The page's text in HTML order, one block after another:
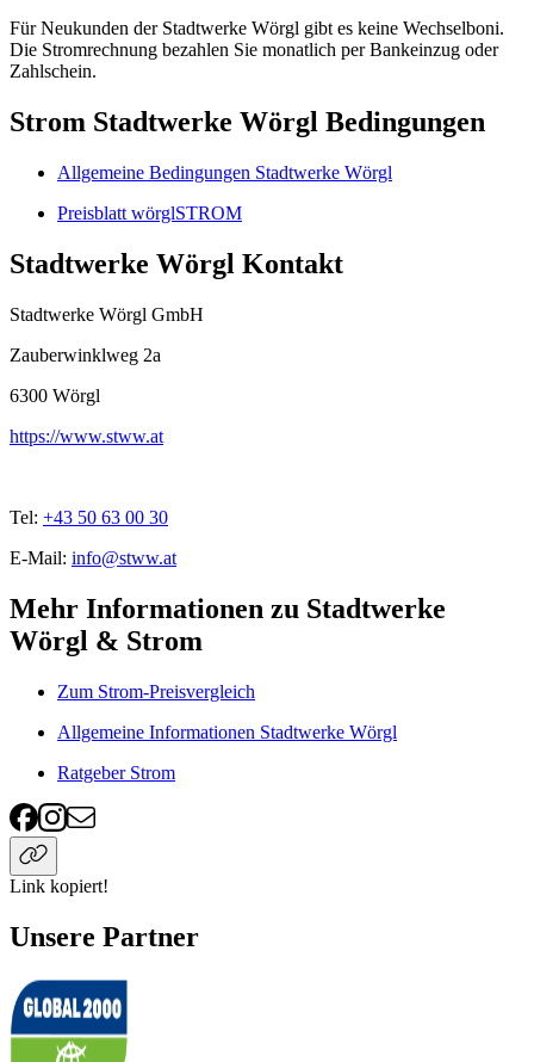
Für Neukunden der Stadtwerke Wörgl gibt es keine Wechselboni.
Die Stromrechnung bezahlen Sie monatlich per Bankeinzug oder
Zahlschein.
Strom Stadtwerke Wörgl Bedingungen
Allgemeine Bedingungen Stadtwerke Wörgl
Preisblatt wörglSTROM
Stadtwerke Wörgl Kontakt
Stadtwerke Wörgl GmbH
Zauberwinklweg 2a
6300 Wörgl
https://www.stww.at
Tel: +43 50 63 00 30
E-Mail: info@stww.at
Mehr Informationen zu Stadtwerke
Wörgl & Strom
Zum Strom-Preisvergleich
Allgemeine Informationen Stadtwerke Wörgl
Ratgeber Strom
Link kopiert!
Unsere Partner